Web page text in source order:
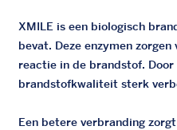
XMILE is een biologisch
bevat. Deze enzymen
reactie in de brandstof.
brandstofkwaliteit sterk
Een betere verbranding